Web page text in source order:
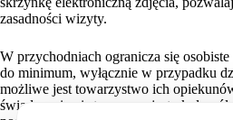
zasadności wizyty.
W przychodniach ogranicza się
do minimum, wyłącznie w przypadku
możliwe jest towarzystwo ich
świadczeniami stosowana jest około